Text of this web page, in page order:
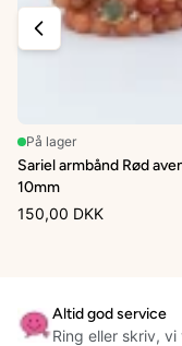
På lager
Sariel armbånd Rød
10mm
150,00 DKK
Altid god service
Ring eller skriv,